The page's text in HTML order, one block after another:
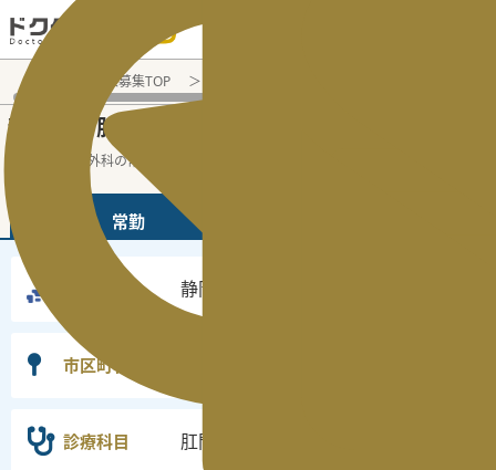
医師転職・求人募集TOP
静岡県 の肛門外科
静岡県の肛門外科の常勤の医師求人の検索
常勤
静岡県
市区町村
診療科目 肛門外科